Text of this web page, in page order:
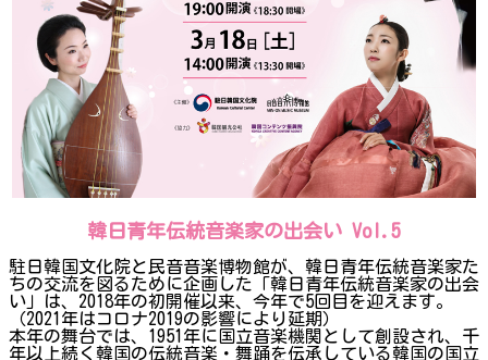
韓日青年伝統音楽家の出会い Vol.5
駐日韓国文化院と民音音楽博物館が、韓日青年伝統音楽家た
ちの交流を図るために企画した「韓日青年伝統音楽家の出会
い」は、2018年の初開催以来、今年で5回目を迎えます。
（2021年はコロナ2019の影響により延期）
本年の舞台では、1951年に国立音楽機関として創設され、千
年以上続く韓国の伝統音楽・舞踊を伝承している韓国の国立